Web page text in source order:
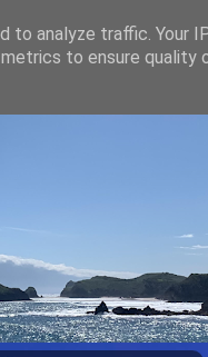
analyze traffic. Your
to ensure quality